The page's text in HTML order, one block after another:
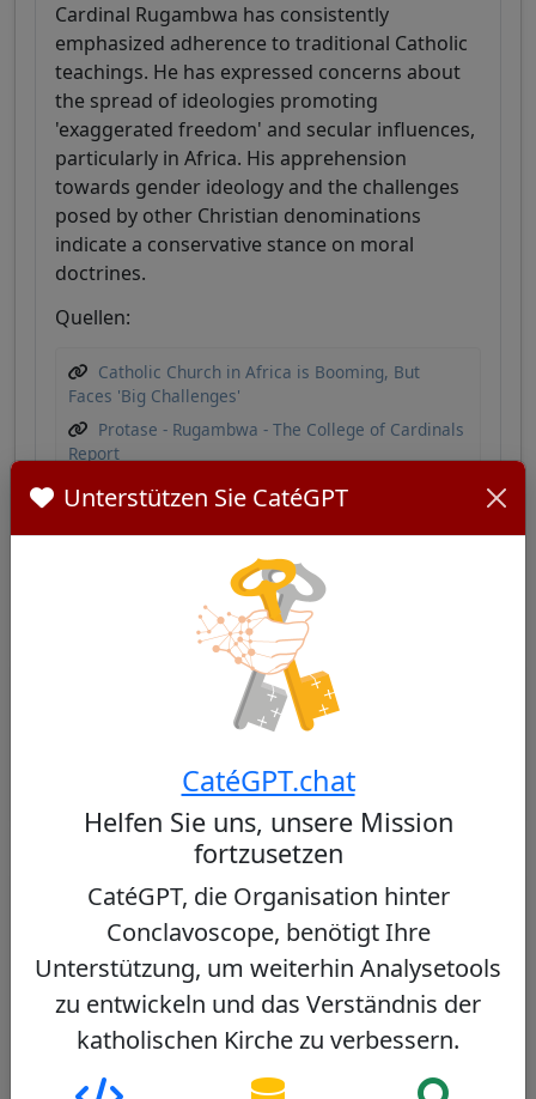
Cardinal Rugambwa has consistently
emphasized adherence to traditional Catholic
teachings. He has expressed concerns about
the spread of ideologies promoting
'exaggerated freedom' and secular influences,
particularly in Africa. His apprehension
towards gender ideology and the challenges
posed by other Christian denominations
indicate a conservative stance on moral
doctrines.
Quellen:
Catholic Church in Africa is Booming, But
Faces 'Big Challenges'
Protase - Rugambwa - The College of Cardinals
Report
Ähnliche Kardinäle
Andere Kardinäle aus Tanzania
Andere Kardinäle aus demselben
Konsistorium
Pierbattista Pizzaballa
Unterstützen Sie CatéGPT
CatéGPT.chat
Helfen Sie uns, unsere Mission
fortzusetzen
CatéGPT, die Organisation hinter
Conclavoscope, benötigt Ihre
Unterstützung, um weiterhin Analysetools
zu entwickeln und das Verständnis der
katholischen Kirche zu verbessern.